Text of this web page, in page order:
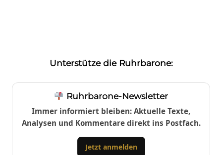
Unterstütze die Ruhrbarone:
Ruhrbarone-Newsletter
Immer informiert bleiben: Aktuelle Texte,
Analysen und Kommentare direkt ins Postfach.
Jetzt anmelden